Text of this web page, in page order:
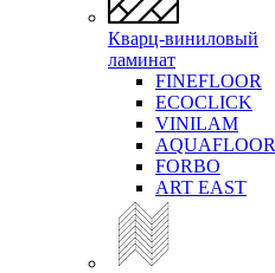
Кварц-виниловый
ламинат
FINEFLOOR
ECOCLICK
VINILAM
AQUAFLOOR
FORBO
ART EAST